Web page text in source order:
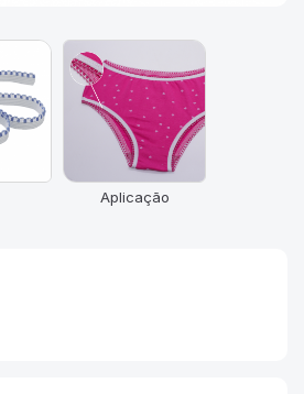
Aplicação